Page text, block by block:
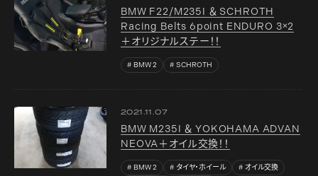
BMW F22/M235I ＆ SCHROTH
Racing Belts 6point ENDURO 3×2
＋オリジナルステー！！
BMW 2 SCHROTH
2021.11.07
BMW M235I ＆ YOKOHAMA ADVAN
NEOVA＋オイル交換！！
BMW 2 タイヤ・ホイール
オイル交換